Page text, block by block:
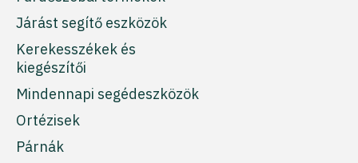
Járást segítő eszközök
Kerekesszékek és
kiegészítői
Mindennapi segédeszközök
Ortézisek
Párnák